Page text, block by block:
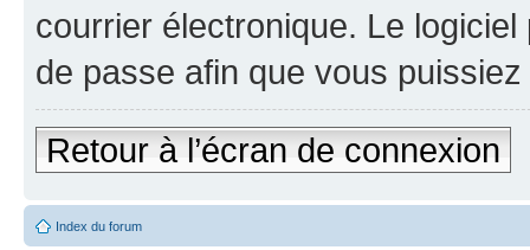
courrier électronique. Le
de passe afin que vous
Retour à l’écran de connexion
Index du forum